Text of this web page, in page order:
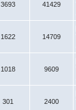
3693 41429
1622 14709
1018 9609
301 2400